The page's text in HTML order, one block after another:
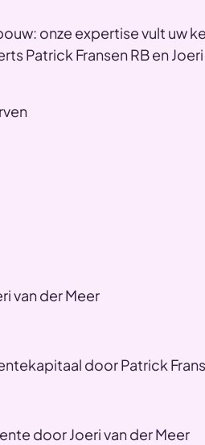
onze expertise vult uw
Patrick Fransen RB en
van der Meer
door Patrick
door Joeri van der Meer